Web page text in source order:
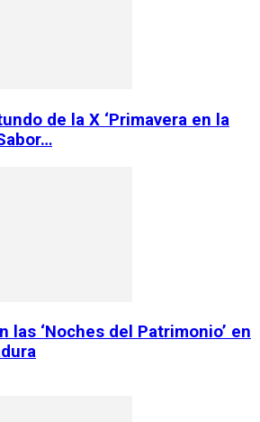
de la X ‘Primavera en la
las ‘Noches del Patrimonio’ en